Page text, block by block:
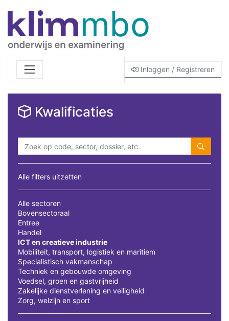
Inloggen / Registreren
Kwalificaties
Alle filters uitzetten
Alle sectoren
Bovensectoraal
Entree
Handel
ICT en creatieve industrie
Mobiliteit, transport, logistiek en maritiem
Specialistisch vakmanschap
Techniek en gebouwde omgeving
Voedsel, groen en gastvrijheid
Zakelijke dienstverlening en veiligheid
Zorg, welzijn en sport